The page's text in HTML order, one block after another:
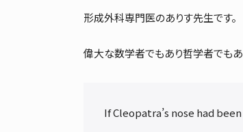
形成外科専門医のありす先生です。
偉大な数学者でもあり哲学者でもあ
If Cleopatra’s nose had